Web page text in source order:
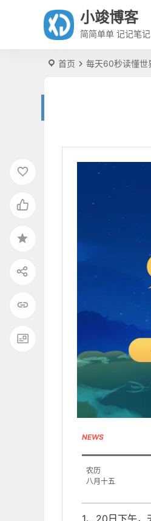
小竣博客
简简单单 记记笔记
首页 每天60秒读懂世
NEWS
农历
八月十五
1、20日下午，